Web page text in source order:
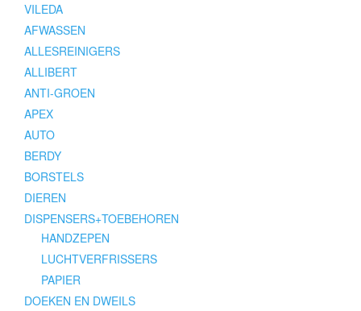
VILEDA
AFWASSEN
ALLESREINIGERS
ALLIBERT
ANTI-GROEN
APEX
AUTO
BERDY
BORSTELS
DIEREN
DISPENSERS+TOEBEHOREN
HANDZEPEN
LUCHTVERFRISSERS
PAPIER
DOEKEN EN DWEILS